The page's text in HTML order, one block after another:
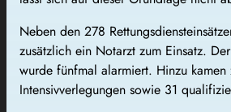
Neben den 278
zusätzlich ein Notarzt zum Einsatz.
wurde fünfmal alarmiert. Hinzu kamen
Intensivverlegungen sowie 31